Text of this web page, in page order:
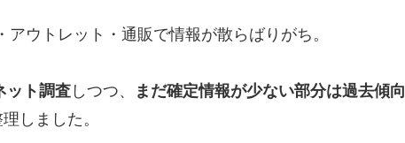
ウトレット・通販で情報が散らばりがち。
ット調査 しつつ、
まだ確定情報が少ない部分は過去傾向
しました。